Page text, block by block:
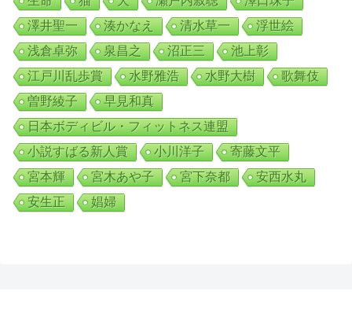
澤井聖一
湊かなえ 清水草一
浮世絵
浅倉卓弥
泉昌之 沼正三
池上彰
江戸川乱歩賞
水野雅浩 水野大樹
歌舞伎
曽野綾子
早見和真
日本ボディビル・フィットネス連盟
小説すばる新人賞
小川洋子
寄藤文平
宮本輝
宮木あや子 宮下奈都
安西水丸
安生正
娼婦